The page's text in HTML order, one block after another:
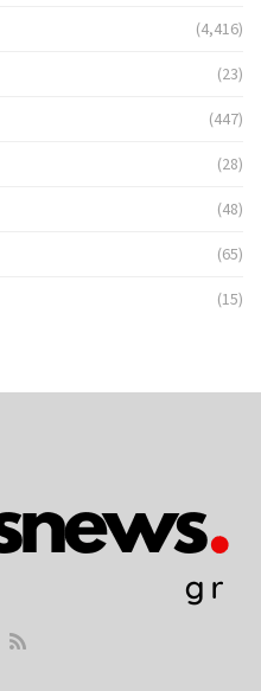
(4,416)
(23)
(447)
(28)
(48)
(65)
(15)